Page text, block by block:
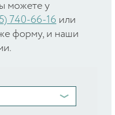
можете у
740-66-16 или
форму, и наши